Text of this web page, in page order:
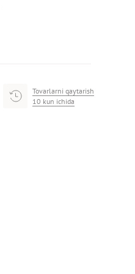
Tovarlarni qaytarish
10 kun ichida